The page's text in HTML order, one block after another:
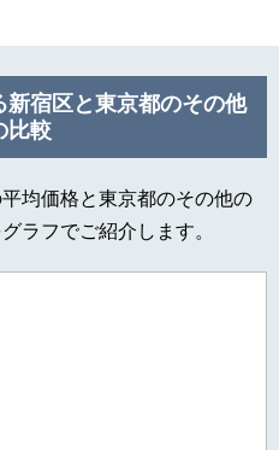
新宿区と東京都のその他
比較
均価格と東京都のその他の
ラフでご紹介します。